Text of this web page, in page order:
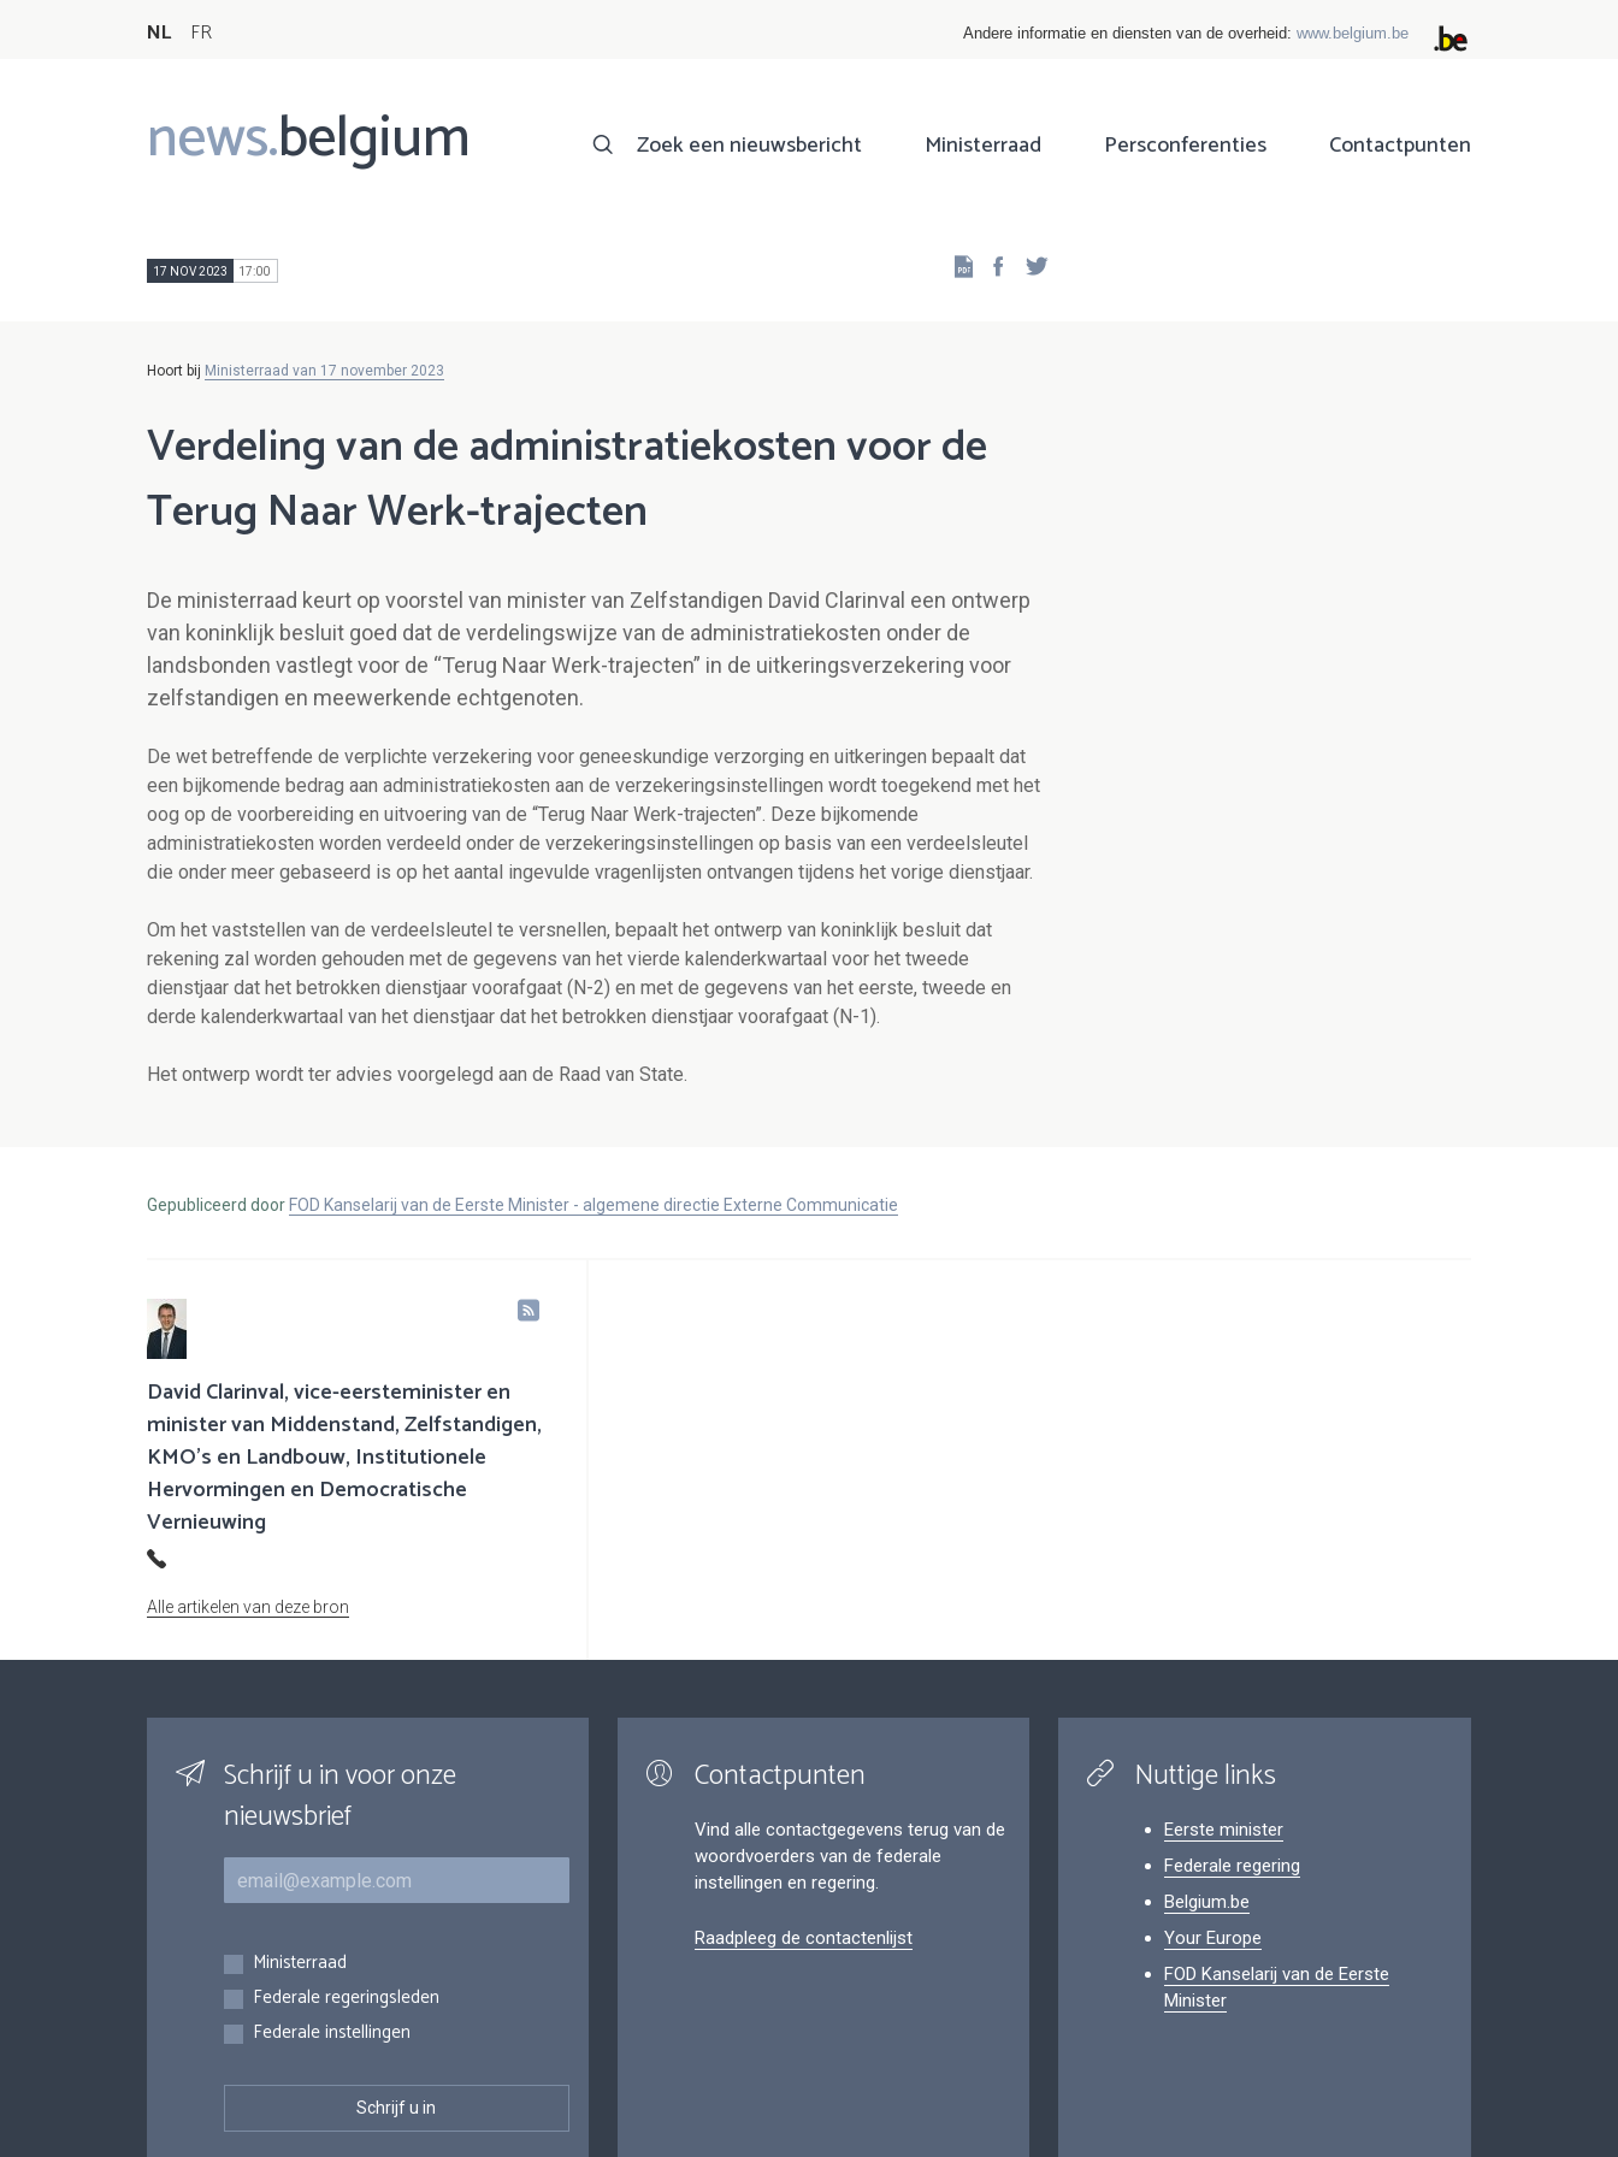
NL FR Andere informatie en diensten van de overheid: www.belgium.be
news.belgium
Main
navigation
Zoek een nieuwsbericht Ministerraad Persconferenties Contactpunten
17 NOV 2023 17:00 Facebook
Hoort bij Ministerraad van 17 november 2023
Verdeling van de administratiekosten voor de
Terug Naar Werk-trajecten
De ministerraad keurt op voorstel van minister van Zelfstandigen David Clarinval een ontwerp
van koninklijk besluit goed dat de verdelingswijze van de administratiekosten onder de
landsbonden vastlegt voor de “Terug Naar Werk-trajecten” in de uitkeringsverzekering voor
zelfstandigen en meewerkende echtgenoten.
De wet betreffende de verplichte verzekering voor geneeskundige verzorging en uitkeringen bepaalt dat
een bijkomende bedrag aan administratiekosten aan de verzekeringsinstellingen wordt toegekend met het
oog op de voorbereiding en uitvoering van de “Terug Naar Werk-trajecten”. Deze bijkomende
administratiekosten worden verdeeld onder de verzekeringsinstellingen op basis van een verdeelsleutel
die onder meer gebaseerd is op het aantal ingevulde vragenlijsten ontvangen tijdens het vorige dienstjaar.
Om het vaststellen van de verdeelsleutel te versnellen, bepaalt het ontwerp van koninklijk besluit dat
rekening zal worden gehouden met de gegevens van het vierde kalenderkwartaal voor het tweede
dienstjaar dat het betrokken dienstjaar voorafgaat (N-2) en met de gegevens van het eerste, tweede en
derde kalenderkwartaal van het dienstjaar dat het betrokken dienstjaar voorafgaat (N-1).
Het ontwerp wordt ter advies voorgelegd aan de Raad van State.
Gepubliceerd door FOD Kanselarij van de Eerste Minister - algemene directie Externe Communicatie
David Clarinval, vice-eersteminister en
minister van Middenstand, Zelfstandigen,
KMO’s en Landbouw, Institutionele
Hervormingen en Democratische
Vernieuwing
Alle artikelen van deze bron
Schrijf u in voor onze
nieuwsbrief
E-mail
Inschrijvingen
Ministerraad
Federale regeringsleden
Federale instellingen
Contactpunten
Vind alle contactgegevens terug van de
woordvoerders van de federale
instellingen en regering.
Raadpleeg de contactenlijst
Nuttige links
Eerste minister
Federale regering
Belgium.be
Your Europe
FOD Kanselarij van de Eerste
Minister